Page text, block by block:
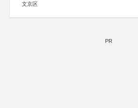
文京区
PR